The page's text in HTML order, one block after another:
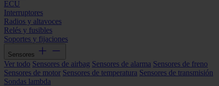
ECU
Interruptores
Radios y altavoces
Relés y fusibles
Soportes y fijaciones
Sensores
Ver todo Sensores de airbag Sensores de alarma Sensores de freno
Sensores de motor Sensores de temperatura Sensores de transmisión
Sondas lambda